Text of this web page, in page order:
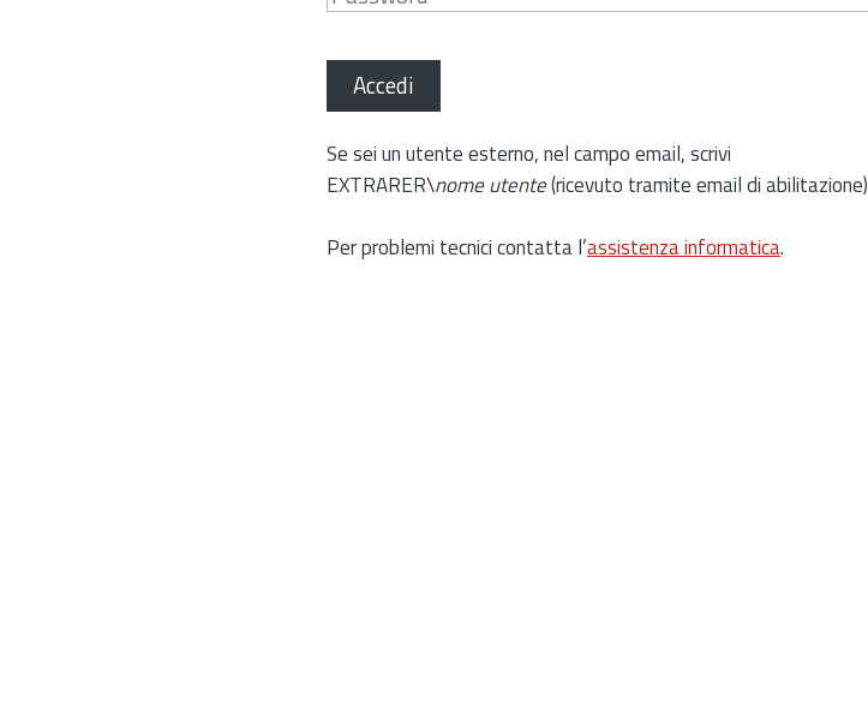
Accedi
Se sei un utente esterno, nel campo email, scrivi
EXTRARER\nome utente(ricevuto tramite email di abilitazione)
Per problemi tecnici contatta l’assistenza informatica.